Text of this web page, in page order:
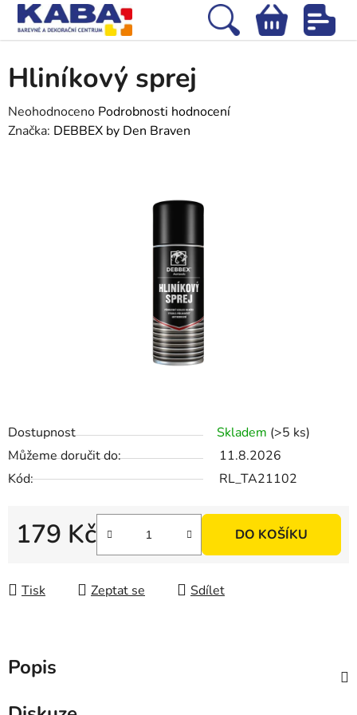
Přejít
obsah
Hledat
NÁKUPNÍ
Dostupnost Skladem (>5 ks)
Můžeme doručit do:
11.8.2026
Kód:
RL_TA21102
179 Kč DO KOŠÍKU
Tisk Zeptat se Sdílet
Hliníkový sprej
Průměrné
hodnocení
Neohodnoceno Podrobnosti hodnocení
Značka: DEBBEX by Den Braven
Popis